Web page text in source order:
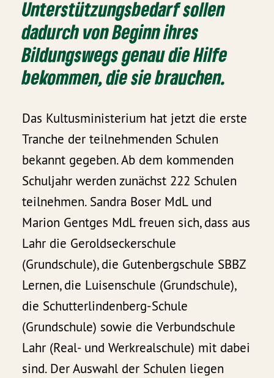
Unterstützungsbedarf sollen
dadurch von Beginn ihres
Bildungswegs genau die Hilfe
bekommen, die sie brauchen.
Das Kultusministerium hat jetzt die erste
Tranche der teilnehmenden Schulen
bekannt gegeben. Ab dem kommenden
Schuljahr werden zunächst 222 Schulen
teilnehmen. Sandra Boser MdL und
Marion Gentges MdL freuen sich, dass aus
Lahr die Geroldseckerschule
(Grundschule), die Gutenbergschule SBBZ
Lernen, die Luisenschule (Grundschule),
die Schutterlindenberg-Schule
(Grundschule) sowie die Verbundschule
Lahr (Real- und Werkrealschule) mit dabei
sind. Der Auswahl der Schulen liegen